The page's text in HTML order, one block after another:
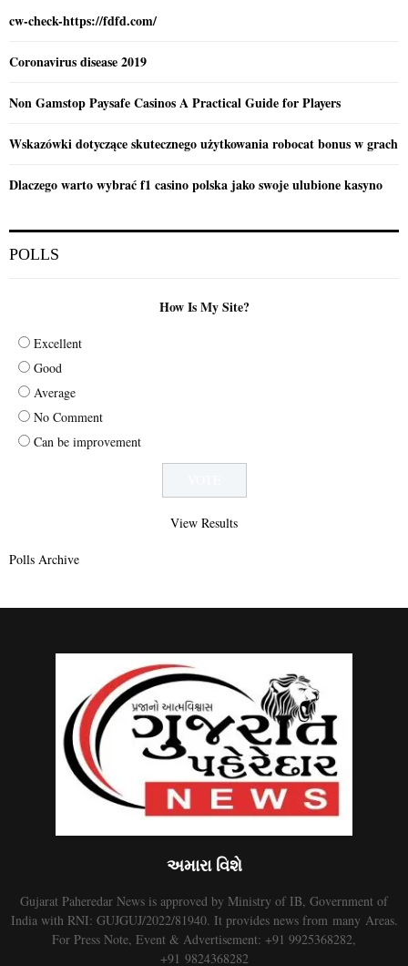
cw-check-https://fdfd.com/
Coronavirus disease 2019
Non Gamstop Paysafe Casinos A Practical Guide for Players
Wskazówki dotyczące skutecznego użytkowania robocat bonus w grach
Dlaczego warto wybrać f1 casino polska jako swoje ulubione kasyno
POLLS
How Is My Site?
Excellent
Good
Average
No Comment
Can be improvement
View Results
Polls Archive
અમારા વિશે
Gujarat Paheredar News is approved by Ministry of IB, Government of
India with RNI: GUJGUJ/2022/81940. It provides news from many Areas.
For Press Note, Event & Advertisement: +91 9925368282,
+91 9824368282